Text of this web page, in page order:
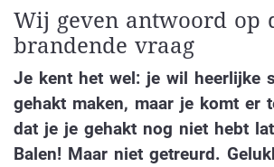
Wij geven antwoord op
brandende vraag
Je kent het wel: je wil heerlijke
gehakt maken, maar je komt er
dat je je gehakt nog niet hebt
Balen! Maar niet getreurd.